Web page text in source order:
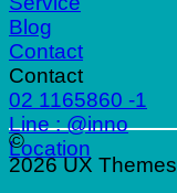
Blog
Contact
Contact
02 1165860 -1
Line : @inno
Location
©
2026 UX Themes